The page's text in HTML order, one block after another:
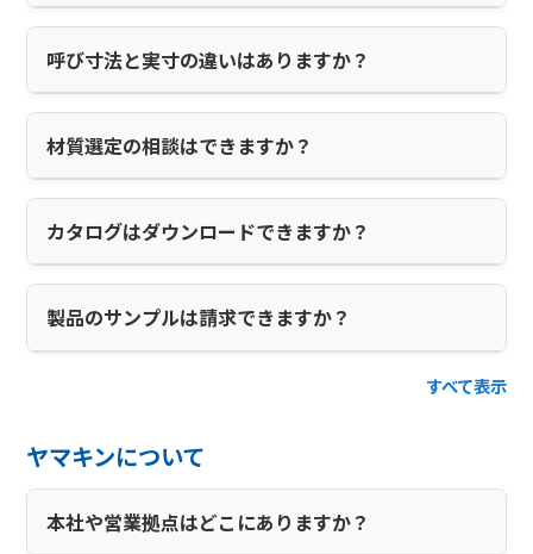
呼び寸法と実寸の違いはありますか？
材質選定の相談はできますか？
カタログはダウンロードできますか？
製品のサンプルは請求できますか？
すべて表示
ヤマキンについて
本社や営業拠点はどこにありますか？